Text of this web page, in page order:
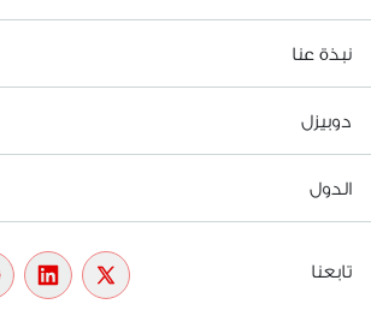
نبذة عنا
دوبيزل
الدول
تابعنا